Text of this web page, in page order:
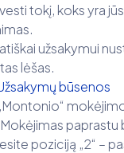
tokį, koks yra
užsakymui
lėšas.
būsenos
paprastu
poziciją „2“ –